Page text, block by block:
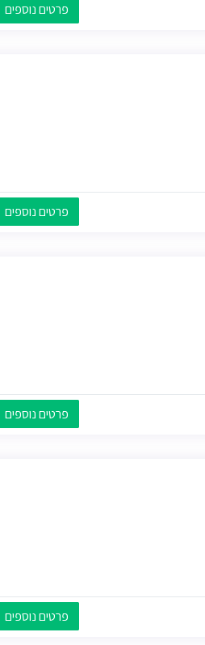
פרטים נוספים
פרטים נוספים
פרטים נוספים
פרטים נוספים